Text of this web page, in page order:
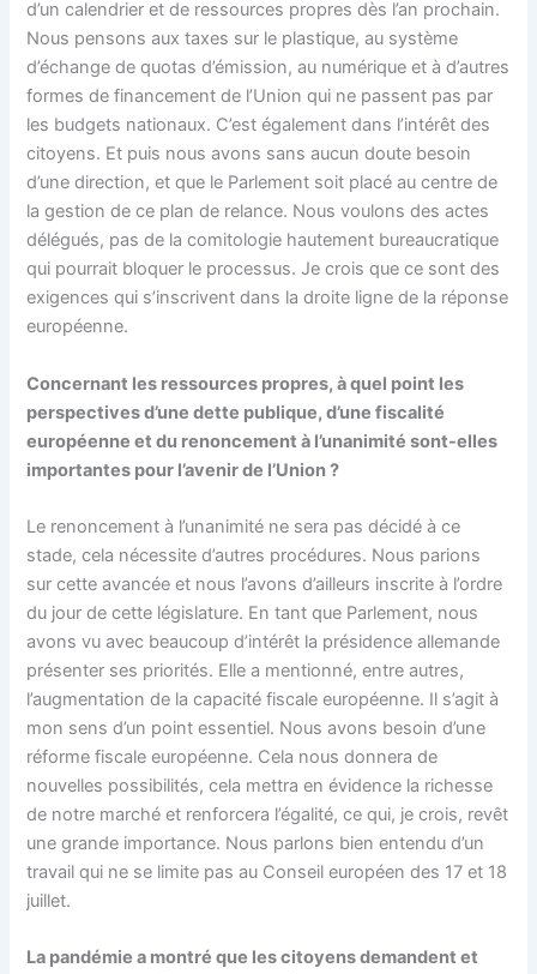
d’un calendrier et de ressources propres dès l’an prochain.
Nous pensons aux taxes sur le plastique, au système
d’échange de quotas d’émission, au numérique et à d’autres
formes de financement de l’Union qui ne passent pas par
les budgets nationaux. C’est également dans l’intérêt des
citoyens. Et puis nous avons sans aucun doute besoin
d’une direction, et que le Parlement soit placé au centre de
la gestion de ce plan de relance. Nous voulons des actes
délégués, pas de la comitologie hautement bureaucratique
qui pourrait bloquer le processus. Je crois que ce sont des
exigences qui s’inscrivent dans la droite ligne de la réponse
européenne.
Concernant les ressources propres, à quel point les
perspectives d’une dette publique, d’une fiscalité
européenne et du renoncement à l’unanimité sont-elles
importantes pour l’avenir de l’Union ?
Le renoncement à l’unanimité ne sera pas décidé à ce
stade, cela nécessite d’autres procédures. Nous parions
sur cette avancée et nous l’avons d’ailleurs inscrite à l’ordre
du jour de cette législature. En tant que Parlement, nous
avons vu avec beaucoup d’intérêt la présidence allemande
présenter ses priorités. Elle a mentionné, entre autres,
l’augmentation de la capacité fiscale européenne. Il s’agit à
mon sens d’un point essentiel. Nous avons besoin d’une
réforme fiscale européenne. Cela nous donnera de
nouvelles possibilités, cela mettra en évidence la richesse
de notre marché et renforcera l’égalité, ce qui, je crois, revêt
une grande importance. Nous parlons bien entendu d’un
travail qui ne se limite pas au Conseil européen des 17 et 18
juillet.
La pandémie a montré que les citoyens demandent et